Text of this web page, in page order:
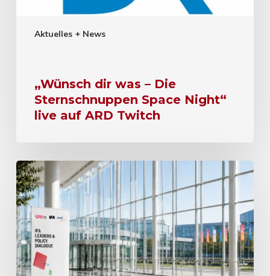
Aktuelles + News
„Wünsch dir was – Die
Sternschnuppen Space Night“
live auf ARD Twitch